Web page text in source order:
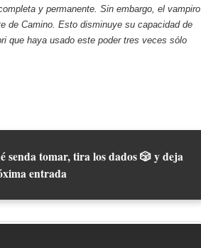
y permanente. Sin embargo, el vampiro
de Camino. Esto disminuye su capacidad de
que haya usado este poder tres veces sólo
senda tomar, tira los dados 🎲 y deja
entrada